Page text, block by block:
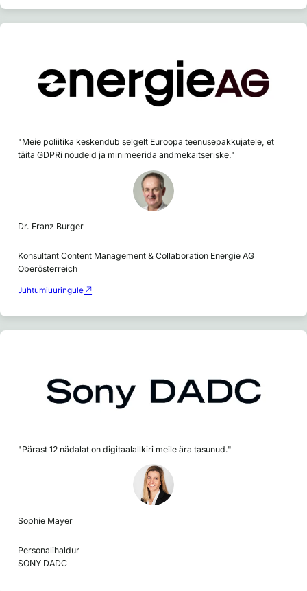
"Meie poliitika keskendub selgelt Euroopa teenusepakkujatele, et
täita GDPRi nõudeid ja minimeerida andmekaitseriske."
Dr. Franz Burger
Konsultant Content Management & Collaboration Energie AG
Oberösterreich
Juhtumiuuringule
"Pärast 12 nädalat on digitaalallkiri meile ära tasunud."
Sophie Mayer
Personalihaldur
SONY DADC